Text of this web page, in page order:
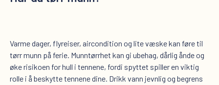
Varme dager, flyreiser, aircondition og lite væske kan føre til
tørr munn på ferie. Munntørrhet kan gi ubehag, dårlig ånde og
øke risikoen for hull i tennene, fordi spyttet spiller en viktig
rolle i å beskytte tennene dine. Drikk vann jevnlig og begrens